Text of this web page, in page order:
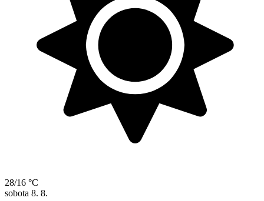
28/16 °C
sobota 8. 8.